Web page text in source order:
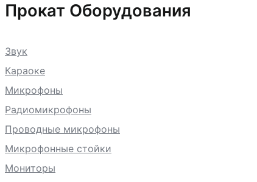
Прокат Оборудования
Звук
Караоке
Микрофоны
Радиомикрофоны
Проводные микрофоны
Микрофонные стойки
Мониторы